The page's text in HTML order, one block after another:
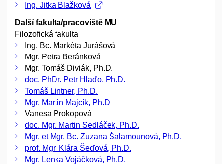
Ing. Jitka Blažková
Další fakulta/pracoviště MU
Filozofická fakulta
Ing. Bc. Markéta Jurášová
Mgr. Petra Beránková
Mgr. Tomáš Diviák, Ph.D.
doc. PhDr. Petr Hlaďo, Ph.D.
Tomáš Lintner, Ph.D.
Mgr. Martin Majcík, Ph.D.
Vanesa Prokopová
doc. Mgr. Martin Sedláček, Ph.D.
Mgr. et Mgr. Bc. Zuzana Šalamounová, Ph.D.
prof. Mgr. Klára Šeďová, Ph.D.
Mgr. Lenka Vojáčková, Ph.D.